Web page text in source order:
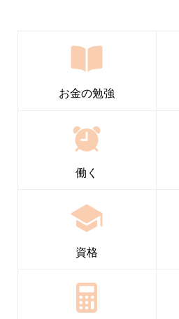
お金の勉強
働く
資格